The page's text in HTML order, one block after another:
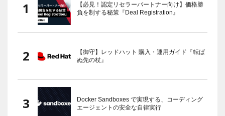
【必見！認定リセラーパートナー向け】価格勝
負を制する秘策『Deal Registration』
【御守】レッドハット 購入・運用ガイド『転ば
ぬ先の杖』
Docker Sandboxes で実現する、コーディング
エージェントの安全な自律実行